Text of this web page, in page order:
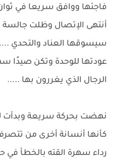
فاجئها ووافق سريعا في
أنتهى الإتصال وظلت
سيسوقها العناد والتحدي
عودتها للوحدة وتكن صيدًا
الرجال الذي يغررون بها .....
نهضت بحركة سريعة وبدأت
كأنها أنسانة أخرى من
رداء سهرة القته بالخطأ في